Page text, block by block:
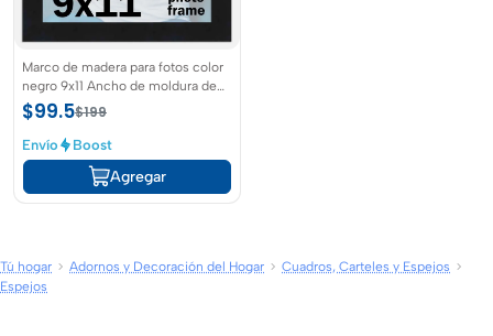
Marco de madera para fotos color
negro 9x11 Ancho de moldura de
0,75 pulgadas
$99.5$199
Envío Boost
Agregar
Tú hogar Adornos y Decoración del Hogar
Cuadros, Carteles y Espejos
Espejos